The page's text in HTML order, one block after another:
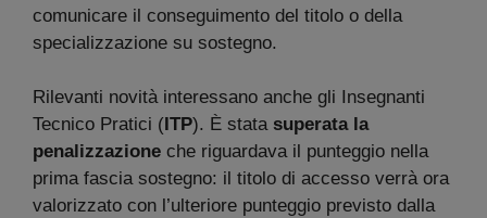
comunicare il conseguimento del titolo o della
specializzazione su sostegno.
Rilevanti novità interessano anche gli Insegnanti
Tecnico Pratici ( ITP). È stata superata la
penalizzazione che riguardava il punteggio nella
prima fascia sostegno: il titolo di accesso verrà ora
valorizzato con l’ulteriore punteggio previsto dalla